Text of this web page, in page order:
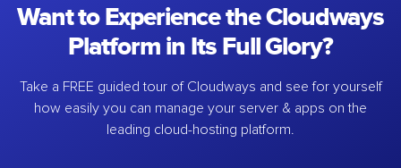
Want to Experience the Cloudways
Platform in Its Full Glory?
Take a FREE guided tour of Cloudways and see for yourself
how easily you can manage your server & apps on the
leading cloud-hosting platform.